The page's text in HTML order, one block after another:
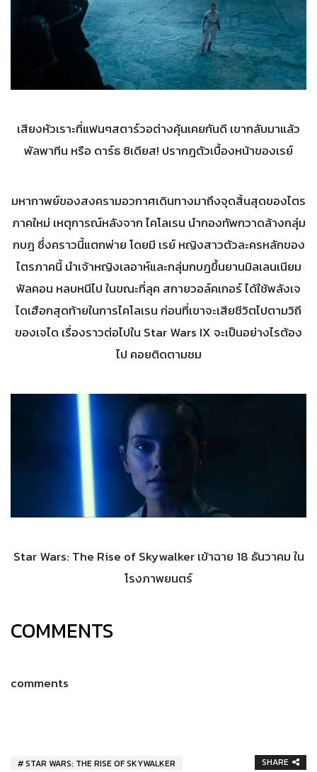
เสียงหัวเราะที่แฟนๆสตาร์วอต่างคุ้นเคยกันดี เขากลับมาแล้ว
พัลพาทีน หรือ ดาร์ธ ซิเดียส! ปรากฎตัวเบื้องหน้าของเรย์
มหากาพย์ของสงครามอวกาศเดินทางมาถึงจุดสิ้นสุดของไตร
ภาคใหม่ เหตุการณ์หลังจาก ไคโลเรน นำกองทัพกวาดล้างกลุ่ม
กบฎ ซึ่งคราวนี้แตกพ่าย โดยมี เรย์ หญิงสาวตัวละครหลักของ
ไตรภาคนี้ นำเจ้าหญิงเลอาห์และกลุ่มกบฎขึ้นยานมิลเลนเนียม
ฟัลคอน หลบหนีไป ในขณะที่ลุค สกายวอล์คเกอร์ ได้ใช้พลังเจ
ไดเฮือกสุดท้ายในการไคโลเรน ก่อนที่เขาจะเสียชีวิตไปตามวิถี
ของเจได เรื่องราวต่อไปใน Star Wars IX จะเป็นอย่างไรต้อง
ไป คอยติดตามชม
Star Wars: The Rise of Skywalker เข้าฉาย 18 ธันวาคม ใน
โรงภาพยนตร์
COMMENTS
comments
STAR WARS: THE RISE OF SKYWALKER SHARE